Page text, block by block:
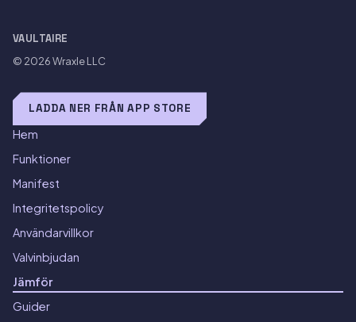
VAULTAIRE
© 2026Wraxle LLC
LADDA NER FRÅN APP STORE
Hem
Funktioner
Manifest
Integritetspolicy
Användarvillkor
Valvinbjudan
Jämför
Guider